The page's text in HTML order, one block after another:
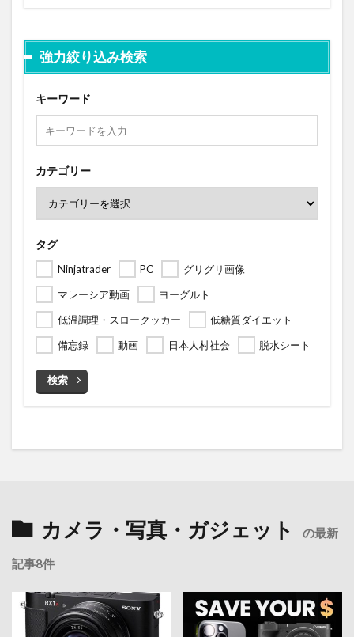
強力絞り込み検索
キーワード
カテゴリー
タグ
Ninjatrader PC
グリグリ画像
マレーシア動画
ヨーグルト
低温調理・スロークッカー
低糖質ダイエット
備忘録
動画 日本人村社会 脱水シート
検索
カメラ・写真・ガジェット の最新
記事8件